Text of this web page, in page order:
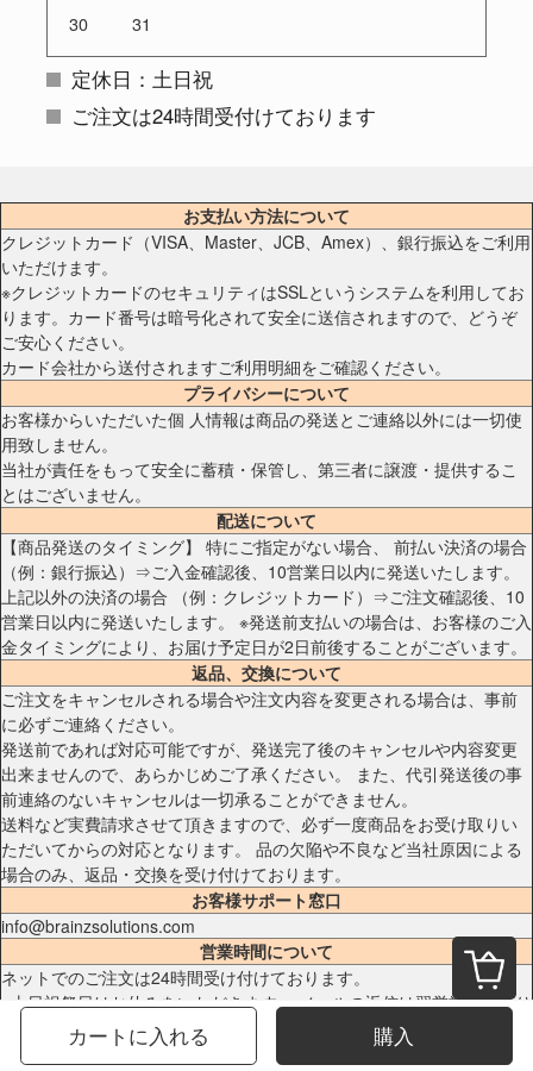
カートに入れる 購入
30 31
定休日：土日祝
ご注文は24時間受付けております
お支払い方法について
クレジットカード（VISA、Master、JCB、Amex）、銀行振込をご利用
いただけます。
※クレジットカードのセキュリティはSSLというシステムを利用してお
ります。カード番号は暗号化されて安全に送信されますので、どうぞ
ご安心ください。
カード会社から送付されますご利用明細をご確認ください。
プライバシーについて
お客様からいただいた個 人情報は商品の発送とご連絡以外には一切使
用致しません。
当社が責任をもって安全に蓄積・保管し、第三者に譲渡・提供するこ
とはございません。
配送について
【商品発送のタイミング】 特にご指定がない場合、 前払い決済の場合
（例：銀行振込）⇒ご入金確認後、10営業日以内に発送いたします。
上記以外の決済の場合 （例：クレジットカード）⇒ご注文確認後、10
営業日以内に発送いたします。 ※発送前支払いの場合は、お客様のご入
金タイミングにより、お届け予定日が2日前後することがございます。
返品、交換について
ご注文をキャンセルされる場合や注文内容を変更される場合は、事前
に必ずご連絡ください。
発送前であれば対応可能ですが、発送完了後のキャンセルや内容変更
出来ませんので、あらかじめご了承ください。 また、代引発送後の事
前連絡のないキャンセルは一切承ることができません。
送料など実費請求させて頂きますので、必ず一度商品をお受け取りい
ただいてからの対応となります。 品の欠陥や不良など当社原因による
場合のみ、返品・交換を受け付けております。
お客様サポート窓口
info@brainzsolutions.com
営業時間について
ネットでのご注文は24時間受け付けております。
※土日祝祭日はお休みをいただきます。 メールの返信は翌営業日となり
ますので、ご了承ください。